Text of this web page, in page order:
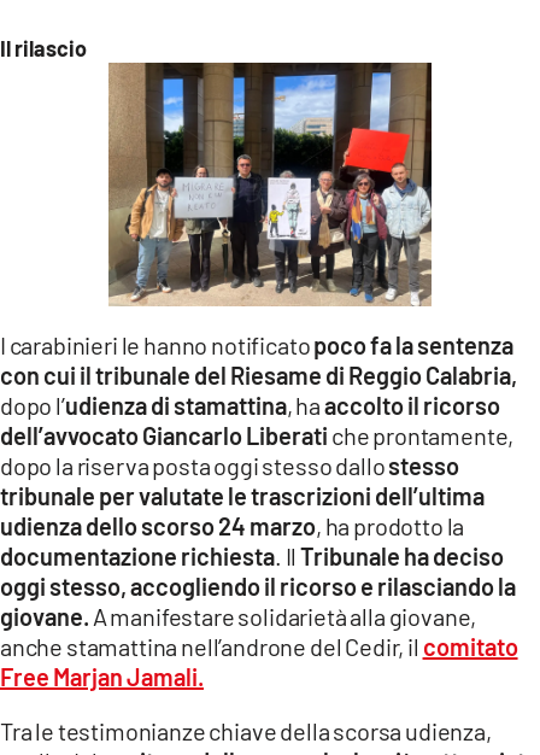
Il rilascio
I carabinieri le hanno notificatopoco fa la sentenza
con cui il tribunale del Riesame di Reggio Calabria,
dopo l’udienza di stamattina, haaccolto il ricorso
dell’avvocato Giancarlo Liberati che prontamente,
dopo la riserva posta oggi stesso dallostesso
tribunale per valutate le trascrizioni dell’ultima
udienza dello scorso 24 marzo, ha prodotto la
documentazione richiesta . IlTribunale ha deciso
oggi stesso, accogliendo il ricorso e rilasciando la
giovane. A manifestare solidarietà alla giovane,
anche stamattina nell’androne del Cedir, il comitato
Free Marjan Jamali.
Tra le testimonianze chiave della scorsa udienza,